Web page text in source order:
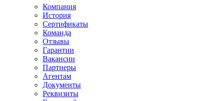
Компания
История
Сертификаты
Команда
Отзывы
Гарантии
Вакансии
Партнеры
Агентам
Документы
Реквизиты